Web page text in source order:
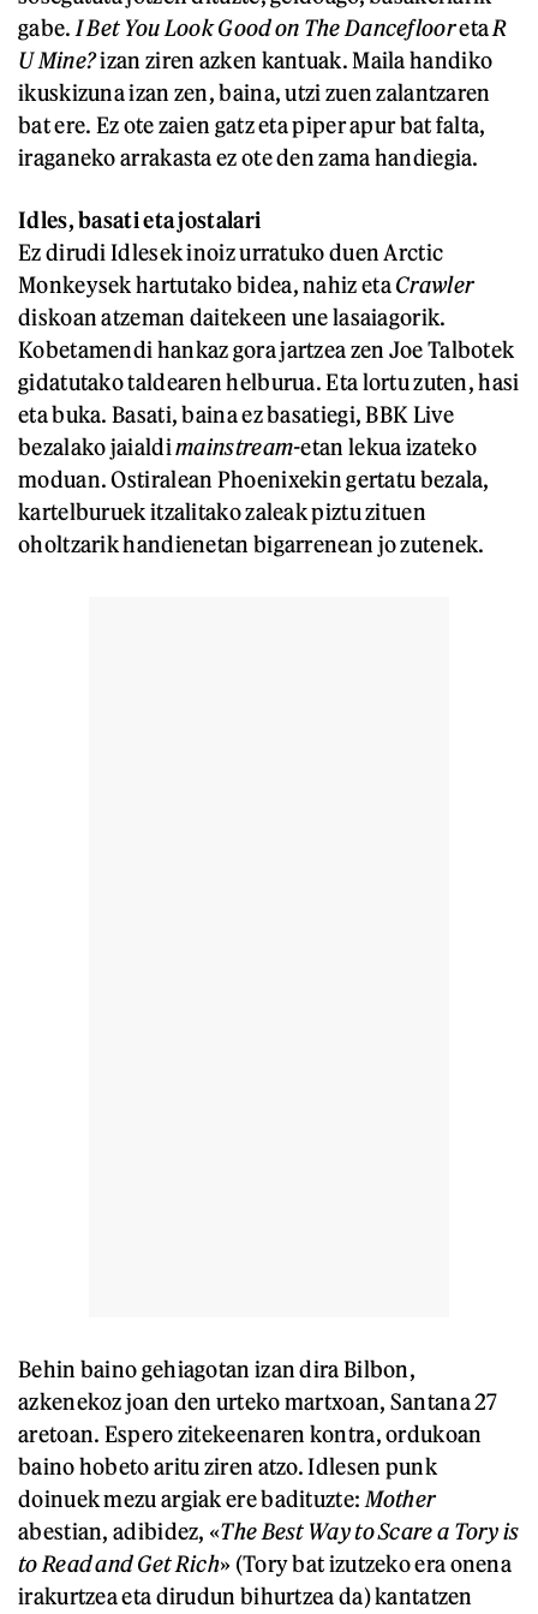
gabe. I Bet You Look Good on The DanceflooretaR
U Mine?izan ziren azken kantuak. Maila handiko
ikuskizuna izan zen, baina, utzi zuen zalantzaren
bat ere. Ez ote zaien gatz eta piper apur bat falta,
iraganeko arrakasta ez ote den zama handiegia.
Idles, basati eta jostalari
Ez dirudi Idlesek inoiz urratuko duen Arctic
Monkeysek hartutako bidea, nahiz etaCrawler
diskoan atzeman daitekeen une lasaiagorik.
Kobetamendi hankaz gora jartzea zen Joe Talbotek
gidatutako taldearen helburua. Eta lortu zuten, hasi
eta buka. Basati, baina ez basatiegi, BBK Live
bezalako jaialdimainstream-etan lekua izateko
moduan. Ostiralean Phoenixekin gertatu bezala,
kartelburuek itzalitako zaleak piztu zituen
oholtzarik handienetan bigarrenean jo zutenek.
Behin baino gehiagotan izan dira Bilbon,
azkenekoz joan den urteko martxoan, Santana 27
aretoan. Espero zitekeenaren kontra, ordukoan
baino hobeto aritu ziren atzo. Idlesen punk
doinuek mezu argiak ere badituzte: Mother
abestian, adibidez, «The Best Way to Scare a Tory is
to Read and Get Rich» (Tory bat izutzeko era onena
irakurtzea eta dirudun bihurtzea da) kantatzen